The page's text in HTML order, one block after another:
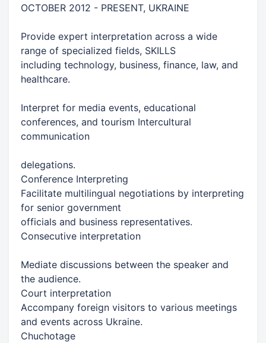
​OCTOBER 2012 - PRESENT, UKRAINE​
​Provide expert interpretation across a wide
range of specialized fields,​ ​SKILLS​
​including technology, business, finance, law, and
healthcare.​
​Interpret for media events, educational
conferences, and tourism​ ​Intercultural
communication​
​delegations.​
​Conference Interpreting​
​Facilitate multilingual negotiations by interpreting
for senior government​
​officials and business representatives.​ ​
Consecutive interpretation​
​Mediate discussions between the speaker and
the audience.​
​Court interpretation​
​Accompany foreign visitors to various meetings
and events across Ukraine.​
​Chuchotage​